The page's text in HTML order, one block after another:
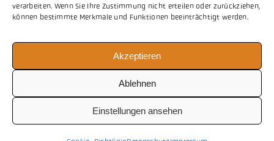
verarbeiten. Wenn Sie Ihre Zustimmung nicht erteilen oder zurückziehen,
können bestimmte Merkmale und Funktionen beeinträchtigt werden.
Akzeptieren
Ablehnen
Einstellungen ansehen
Tel.030 2063 156 0
info@vitako.de